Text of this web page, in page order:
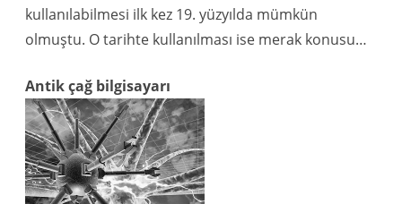
kullanılabilmesi ilk kez 19. yüzyılda mümkün
olmuştu. O tarihte kullanılması ise merak konusu…
Antik çağ bilgisayarı